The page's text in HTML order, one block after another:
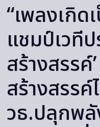
“เพลงเกิด
แชมป์เวทีป
สร้างสรรค์
สร้างสรร
วธ.ปลุกพลั